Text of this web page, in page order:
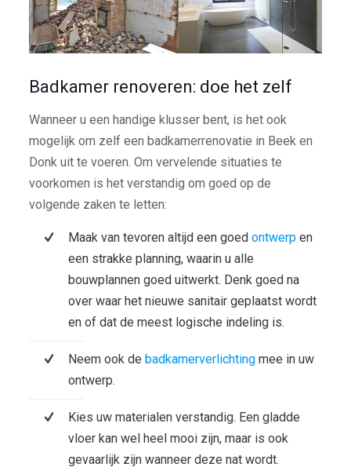
Badkamer renoveren: doe het zelf
Wanneer u een handige klusser bent, is het ook
mogelijk om zelf een badkamerrenovatie in Beek en
Donk uit te voeren. Om vervelende situaties te
voorkomen is het verstandig om goed op de
volgende zaken te letten:
Maak van tevoren altijd een goed ontwerp en
een strakke planning, waarin u alle
bouwplannen goed uitwerkt. Denk goed na
over waar het nieuwe sanitair geplaatst wordt
en of dat de meest logische indeling is.
Neem ook de badkamerverlichtingmee in uw
ontwerp.
Kies uw materialen verstandig. Een gladde
vloer kan wel heel mooi zijn, maar is ook
gevaarlijk zijn wanneer deze nat wordt.